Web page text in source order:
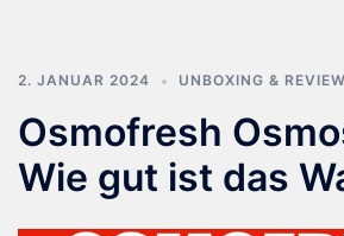
2. JANUAR 2024 UNBOXING &
Osmofresh
Wie gut ist das